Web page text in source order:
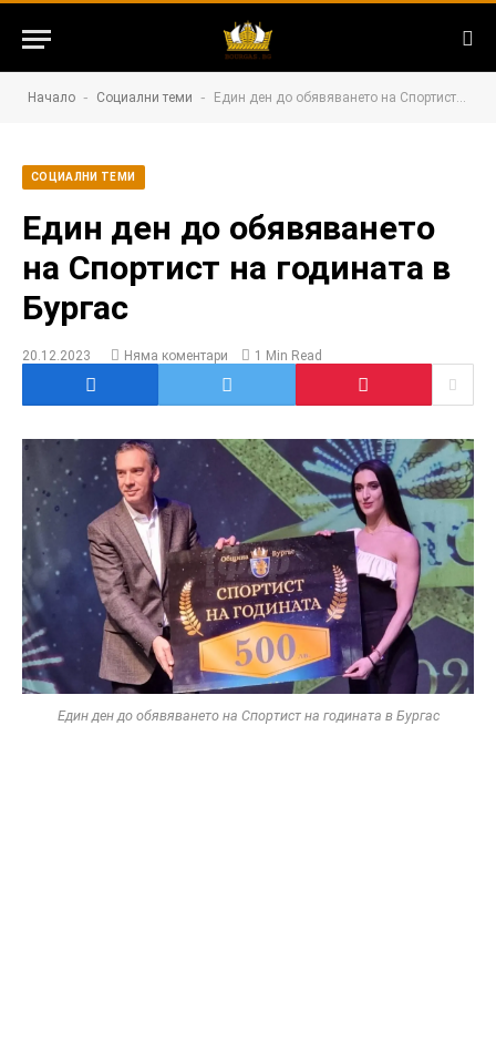
Начало - Социални теми - Един ден до обявяването на Спортист на годината в Бургас
СОЦИАЛНИ ТЕМИ
Един ден до обявяването
на Спортист на годината в
Бургас
20.12.2023 Няма коментари 1 Min Read
Един ден до обявяването на Спортист на годината в Бургас